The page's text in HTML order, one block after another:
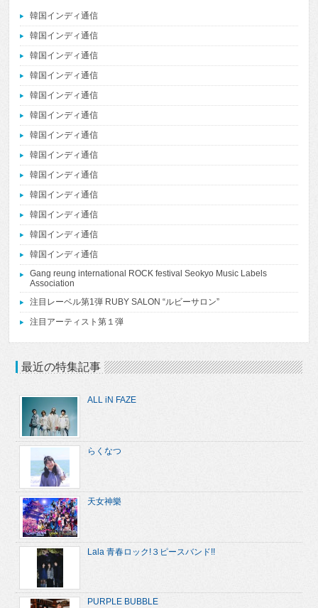
韓国インディ通信
韓国インディ通信
韓国インディ通信
韓国インディ通信
韓国インディ通信
韓国インディ通信
韓国インディ通信
韓国インディ通信
韓国インディ通信
韓国インディ通信
韓国インディ通信
韓国インディ通信
韓国インディ通信
Gang reung international ROCK festival Seokyo Music Labels
Association
注目レーベル第1弾 RUBY SALON “ルビーサロン”
注目アーティスト第１弾
最近の特集記事
ALL iN FAZE
らくなつ
天女神樂
Lala 青春ロック!３ピースバンド!!
PURPLE BUBBLE